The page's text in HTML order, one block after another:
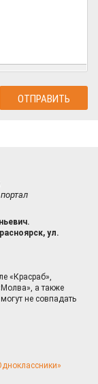
ул.
«Красраб»,
а также
не совпадать